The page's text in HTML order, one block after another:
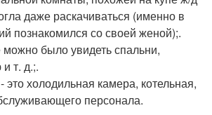
даже раскачиваться (именно в
познакомился со своей женой);.
было увидеть спальни,
т. д.;.
это холодильная камера, котельная,
персонала.